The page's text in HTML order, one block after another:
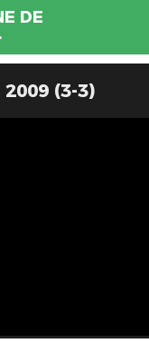
DE
2009 (3-3)